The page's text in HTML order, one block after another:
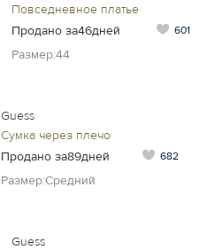
Повседневное платье
Продано за46дней
601
Размер:44
Guess
Сумка через плечо
Продано за89дней
682
Размер:Средний
Guess